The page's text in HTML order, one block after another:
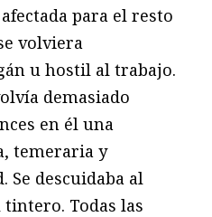
para el resto
volviera
u hostil al trabajo.
demasiado
en él una
temeraria y
Se descuidaba al
Todas las